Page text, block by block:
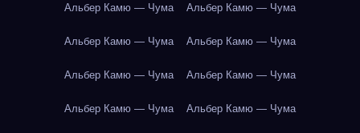
Альбер Камю — Чума Альбер Камю — Чума
Альбер Камю — Чума Альбер Камю — Чума
Альбер Камю — Чума Альбер Камю — Чума
Альбер Камю — Чума Альбер Камю — Чума